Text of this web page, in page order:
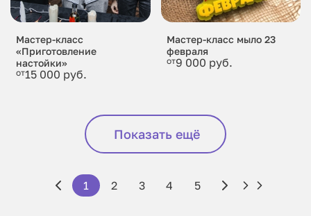
Мастер-класс
«Приготовление
настойки»
от15 000 руб.
Мастер-класс мыло 23
февраля
от9 000 руб.
Показать ещё
1 2 3 4 5